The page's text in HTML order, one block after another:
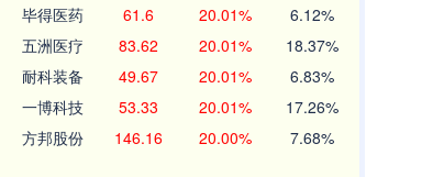
毕得医药 61.6 20.01% 6.12%
五洲医疗 83.62 20.01% 18.37%
耐科装备 49.67 20.01% 6.83%
一博科技 53.33 20.01% 17.26%
方邦股份 146.16 20.00% 7.68%